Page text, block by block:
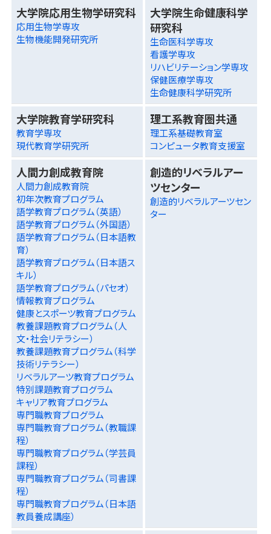
大学院応用生物学研究科
応用生物学専攻
生物機能開発研究所
大学院生命健康科学
研究科
生命医科学専攻
看護学専攻
リハビリテーション学専攻
保健医療学専攻
生命健康科学研究所
大学院教育学研究科
教育学専攻
現代教育学研究所
理工系教育圏共通
理工系基礎教育室
コンピュータ教育支援室
人間力創成教育院
人間力創成教育院
初年次教育プログラム
語学教育プログラム（英語）
語学教育プログラム（外国語）
語学教育プログラム（日本語教
育）
語学教育プログラム（日本語ス
キル）
語学教育プログラム（パセオ）
情報教育プログラム
健康とスポーツ教育プログラム
教養課題教育プログラム（人
文・社会リテラシー）
教養課題教育プログラム（科学
技術リテラシー）
リベラルアーツ教育プログラム
特別課題教育プログラム
キャリア教育プログラム
専門職教育プログラム
専門職教育プログラム（教職課
程）
専門職教育プログラム（学芸員
課程）
専門職教育プログラム（司書課
程）
専門職教育プログラム（日本語
教員養成講座）
創造的リベラルアー
ツセンター
創造的リベラルアーツセン
ター